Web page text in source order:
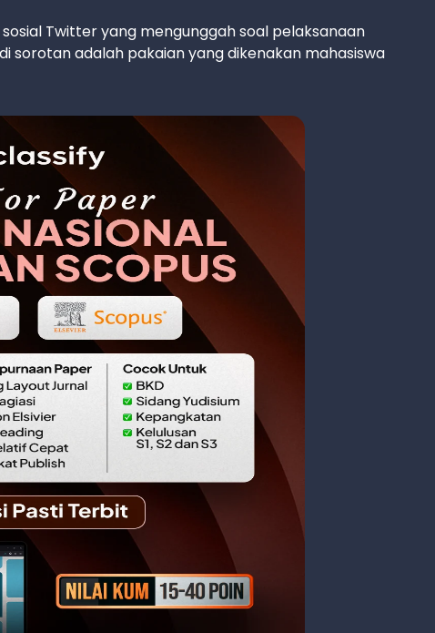
Twitter yang mengunggah soal pelaksanaan
sorotan adalah pakaian yang dikenakan mahasiswa